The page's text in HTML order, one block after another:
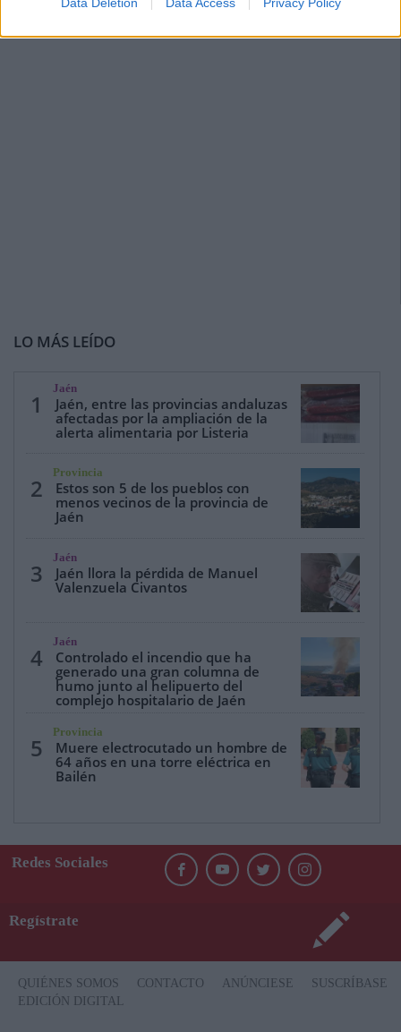
LO MÁS LEÍDO
1
Jaén
Jaén, entre las provincias andaluzas
afectadas por la ampliación de la
alerta alimentaria por Listeria
2
Provincia
Estos son 5 de los pueblos con
menos vecinos de la provincia de
Jaén
3
Jaén
Jaén llora la pérdida de Manuel
Valenzuela Civantos
4
Jaén
Controlado el incendio que ha
generado una gran columna de
humo junto al helipuerto del
complejo hospitalario de Jaén
5
Provincia
Muere electrocutado un hombre de
64 años en una torre eléctrica en
Bailén
Redes Sociales
Regístrate
QUIÉNES SOMOS CONTACTO ANÚNCIESE
SUSCRÍBASE
EDICIÓN DIGITAL